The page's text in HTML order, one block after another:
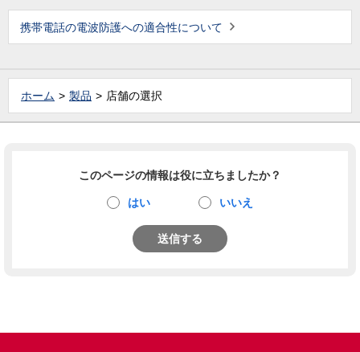
携帯電話の電波防護への適合性について
ホーム 製品 店舗の選択
このページの情報は役に立ちましたか？
はい いいえ
送信する